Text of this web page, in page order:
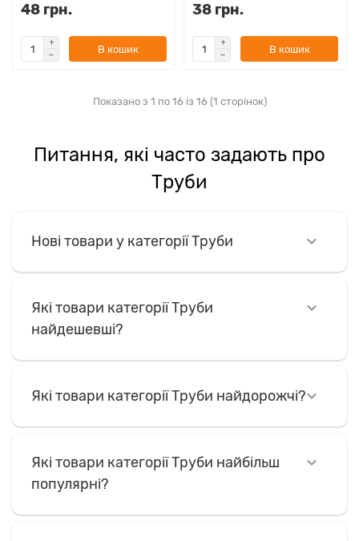
48 грн.
В кошик
38 грн.
В кошик
Показано з 1 по 16 із 16 (1 сторінок)
Питання, які часто задають про
Труби
Нові товари у категорії Труби
Які товари категорії Труби
найдешевші?
Які товари категорії Труби найдорожчі?
Які товари категорії Труби найбільш
популярні?